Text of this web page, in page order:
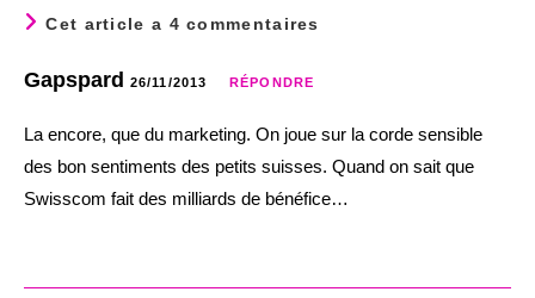
Cet article a 4 commentaires
Gapspard 26/11/2013 RÉPONDRE
La encore, que du marketing. On joue sur la corde sensible
des bon sentiments des petits suisses. Quand on sait que
Swisscom fait des milliards de bénéfice…